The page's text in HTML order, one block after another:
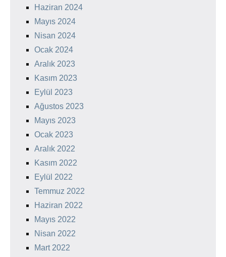
Haziran 2024
Mayıs 2024
Nisan 2024
Ocak 2024
Aralık 2023
Kasım 2023
Eylül 2023
Ağustos 2023
Mayıs 2023
Ocak 2023
Aralık 2022
Kasım 2022
Eylül 2022
Temmuz 2022
Haziran 2022
Mayıs 2022
Nisan 2022
Mart 2022